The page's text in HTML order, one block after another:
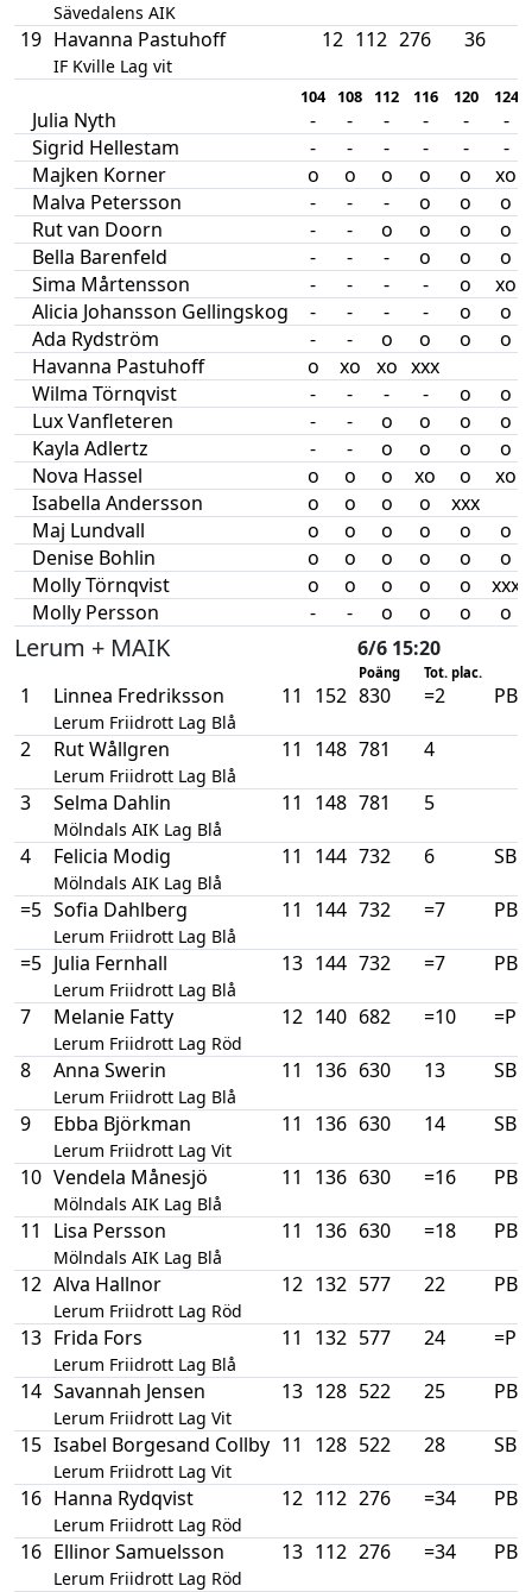
Sävedalens AIK
19 Havanna Pastuhoff
IF Kville Lag vit
12 112 276 36
104 108 112 116 120 124
Julia Nyth - - - - -
-
Sigrid Hellestam
- - - - -
-
Majken Korner
o o o o o
xo
Malva Petersson
- - - o o
o
Rut van Doorn
- - o o o
o
Bella Barenfeld
- - - o o
o
Sima Mårtensson
- - - - o
xo
Alicia Johansson Gellingskog
- - - - o
o
Ada Rydström
- - o o o
o
Havanna Pastuhoff
o xo xo xxx
Wilma Törnqvist
- - - - o
o
Lux Vanfleteren
- - o o o
o
Kayla Adlertz
- - o o o
o
Nova Hassel
o o o xo o
xo
Isabella Andersson
o o o o
xxx
Maj Lundvall
o o o o o
o
Denise Bohlin
o o o o o
o
Molly Törnqvist
o o o o o
xxx
Molly Persson
- - o o o o
Lerum + MAIK 6/6 15:20
Poäng Tot. plac.
1 Linnea Fredriksson
Lerum Friidrott Lag Blå
11 152 830 =2 PB
2 Rut Wållgren
Lerum Friidrott Lag Blå
11 148 781 4
3 Selma Dahlin
Mölndals AIK Lag Blå
11 148 781 5
4 Felicia Modig
Mölndals AIK Lag Blå
11 144 732 6 SB
=5 Sofia Dahlberg
Lerum Friidrott Lag Blå
11 144 732 =7 PB
=5 Julia Fernhall
Lerum Friidrott Lag Blå
13 144 732 =7 PB
7 Melanie Fatty
Lerum Friidrott Lag Röd
12 140 682 =10 =PB
8 Anna Swerin
Lerum Friidrott Lag Blå
11 136 630 13 SB
9 Ebba Björkman
Lerum Friidrott Lag Vit
11 136 630 14 SB
10 Vendela Månesjö
Mölndals AIK Lag Blå
11 136 630 =16 PB
11 Lisa Persson
Mölndals AIK Lag Blå
11 136 630 =18 PB
12 Alva Hallnor
Lerum Friidrott Lag Röd
12 132 577 22 PB
13 Frida Fors
Lerum Friidrott Lag Blå
11 132 577 24 =PB
14 Savannah Jensen
Lerum Friidrott Lag Vit
13 128 522 25 PB
15 Isabel Borgesand Collby
Lerum Friidrott Lag Vit
11 128 522 28 SB
16 Hanna Rydqvist
Lerum Friidrott Lag Röd
12 112 276 =34 PB
16 Ellinor Samuelsson
Lerum Friidrott Lag Röd
13 112 276 =34 PB